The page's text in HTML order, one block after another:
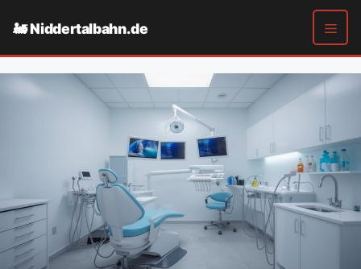
InhaltNiddertalbahn.de
Menü